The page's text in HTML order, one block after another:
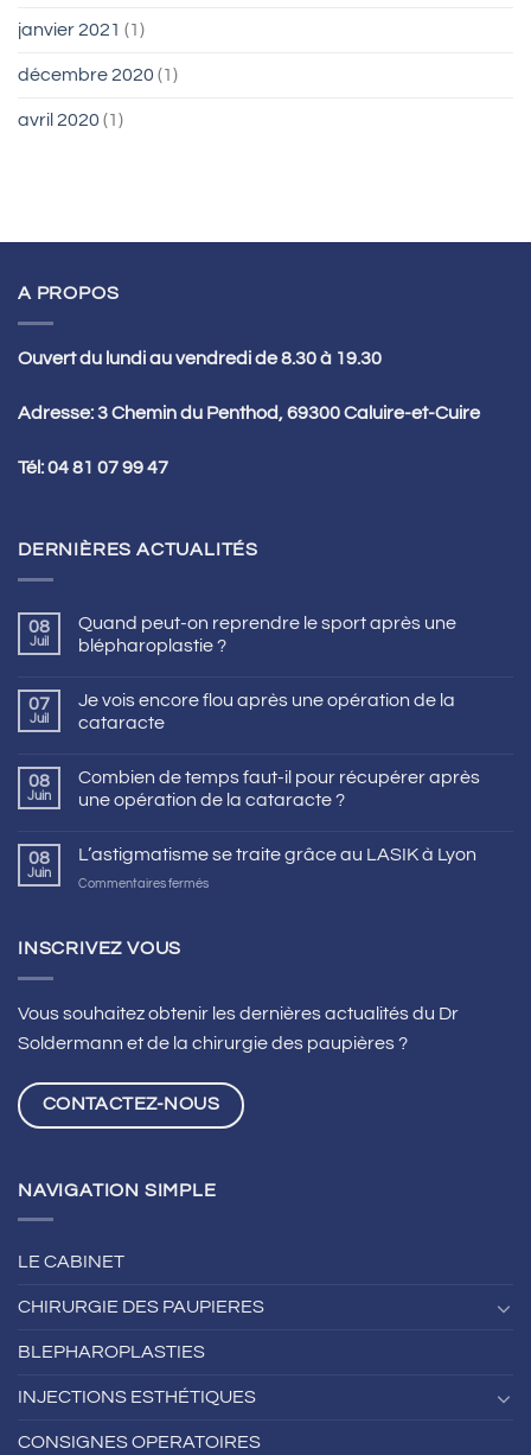
janvier 2021 (1)
décembre 2020 (1)
avril 2020 (1)
A PROPOS
Ouvert du lundi au vendredi de 8.30 à 19.30
Adresse: 3 Chemin du Penthod, 69300 Caluire-et-Cuire
Tél:04 81 07 99 47
DERNIÈRES ACTUALITÉS
08
Juil
Quand peut-on reprendre le sport après une
blépharoplastie ?
07
Juil
Je vois encore flou après une opération de la
cataracte
08
Juin
Combien de temps faut-il pour récupérer après
une opération de la cataracte ?
08
Juin
L’astigmatisme se traite grâce au LASIK à Lyon
Commentaires ferméssur
à
Lyon
INSCRIVEZ VOUS
Vous souhaitez obtenir les dernières actualités du Dr
Soldermann et de la chirurgie des paupières ?
CONTACTEZ-NOUS
NAVIGATION SIMPLE
LE CABINET
CHIRURGIE DES PAUPIERES
BLEPHAROPLASTIES
INJECTIONS ESTHÉTIQUES
CONSIGNES OPERATOIRES